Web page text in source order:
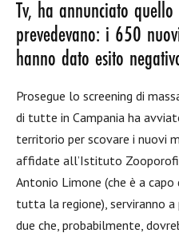
Tv, ha annunciato
prevedevano: i 650
hanno dato esito
Prosegue lo screening di
di tutte in Campania ha
territorio per scovare i nuovi
affidate all’Istituto
Antonio Limone (che è a capo
tutta la regione), serviranno
due che, probabilmente,